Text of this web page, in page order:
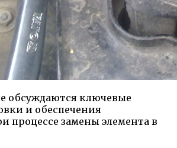
обсуждаются ключевые
и обеспечения
процессе замены элемента в